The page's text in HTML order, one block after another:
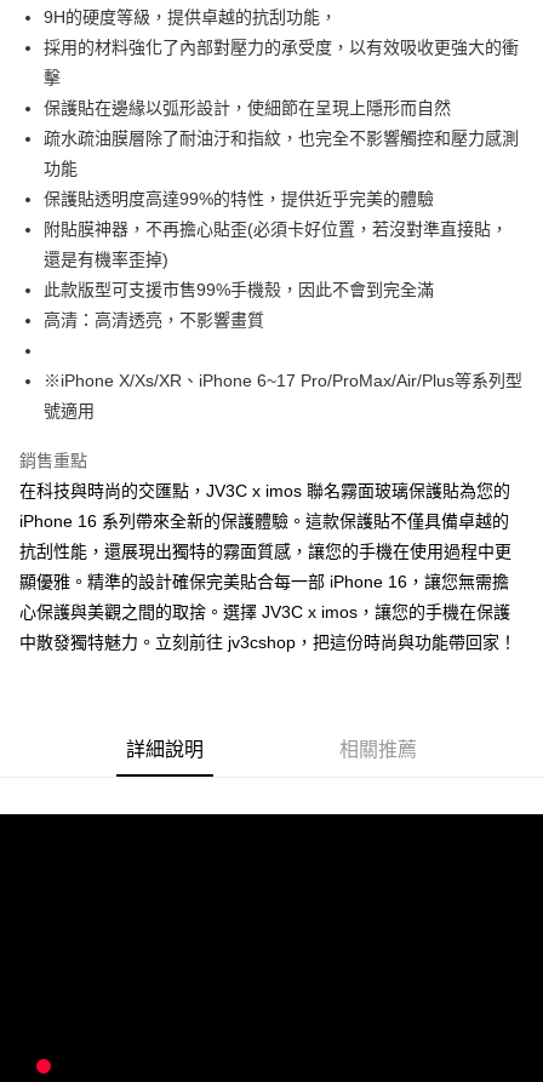
Apple Pay
街口支付
AFTEE先享後付
相關說明
【關於「AFTEE先享後付」】
AFTEE先享後付是「在收到商品之後才付款」的支付方式。 讓您購物簡單
便利好安心！
１．簡單：不需註冊會員、不需綁卡、不需儲值。
３．安心：先確認商品／服務後，再付款。
【「AFTEE先享後付」結帳流程】
１．於結帳方式選擇「AFTEE先享後付」後，將跳轉至「AFTEE先享後付」
結帳頁面，進行簡訊認證並確認金額後，即可完成結帳。
２．訂單成立數日內，您將收到繳費通知簡訊。
ATM／網路銀行／等多元方式進行付款，方視為交易完成。
購買商品的店家。未經商家同意取消之訂單仍視為有效，需透過AFTEE先享
後付繳納相關費用。
是否繳費成功／繳費後需取消欲退款等相關疑問，請聯繫「AFTEE先享後付
客戶支援中心」https://netprotections.freshdesk.com/support/home
【注意事項】
１．透過由恩沛科技股份有限公司提供之「AFTEE先享後付」服務完成之交
易，需依本服務之必要範圍內提供個人資料，並將交易相關給付款項請求債
「AFTEE先享後付」，若未經同意申辦者引起之損失，本公司不負相關責
時審查核予不同之上限額度；若仍有額度不足之情形，本公司將視審查結果
ATM付款
運送方式
每筆NT$60，滿NT$499(含以上)免運費
付款後全家取貨
每筆NT$60，滿NT$499(含以上)免運費
每筆NT$60，滿NT$499(含以上)免運費
每筆NT$60，滿NT$499(含以上)免運費
宅配
每筆NT$80，滿NT$699(含以上)免運費
9H的硬度等級，提供卓越的抗刮功能，
採用的材料強化了內部對壓力的承受度，以有效吸收更強大的衝
擊
保護貼在邊緣以弧形設計，使細節在呈現上隱形而自然
疏水疏油膜層除了耐油汙和指紋，也完全不影響觸控和壓力感測
功能
保護貼透明度高達99%的特性，提供近乎完美的體驗
附貼膜神器，不再擔心貼歪(必須卡好位置，若沒對準直接貼，
還是有機率歪掉)
此款版型可支援市售99%手機殼，因此不會到完全滿
高清：高清透亮，不影響畫質
※iPhone X/Xs/XR、iPhone 6~17 Pro/ProMax/Air/Plus等系列型
號適用
銷售重點
在科技與時尚的交匯點，JV3C x imos 聯名霧面玻璃保護貼為您的
iPhone 16 系列帶來全新的保護體驗。這款保護貼不僅具備卓越的
抗刮性能，還展現出獨特的霧面質感，讓您的手機在使用過程中更
顯優雅。精準的設計確保完美貼合每一部 iPhone 16，讓您無需擔
心保護與美觀之間的取捨。選擇 JV3C x imos，讓您的手機在保護
中散發獨特魅力。立刻前往 jv3cshop，把這份時尚與功能帶回家！
詳細說明 相關推薦